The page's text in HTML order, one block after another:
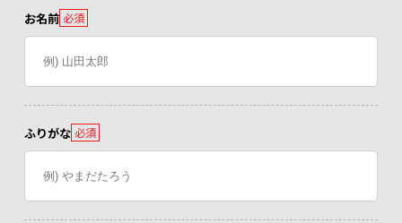
お名前 必須
ふりがな 必須